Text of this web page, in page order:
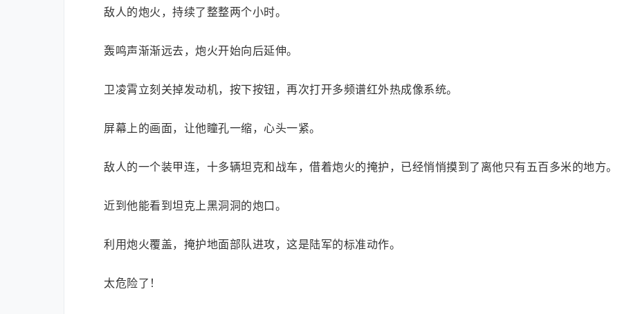
敌人的炮火，持续了整整两个小时。
轰鸣声渐渐远去，炮火开始向后延伸。
卫凌霄立刻关掉发动机，按下按钮，再次打开多频谱红外热成像系统。
屏幕上的画面，让他瞳孔一缩，心头一紧。
敌人的一个装甲连，十多辆坦克和战车，借着炮火的掩护，已经悄悄摸到了离他只有五百多米的地方。
近到他能看到坦克上黑洞洞的炮口。
利用炮火覆盖，掩护地面部队进攻，这是陆军的标准动作。
太危险了！